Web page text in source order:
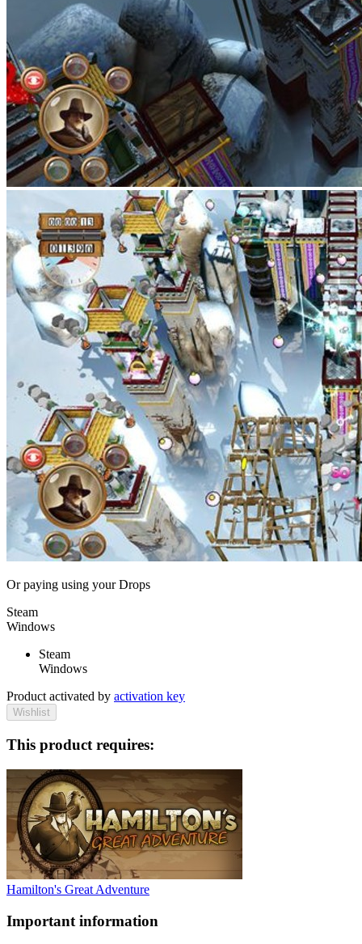
Or paying using your Drops
Steam
Windows
Steam
Windows
Product activated by activation key
Wishlist
This product requires:
Hamilton's Great Adventure
Important information